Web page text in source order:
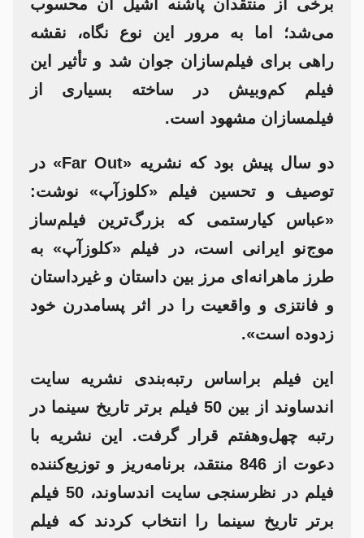
برخی از منتقدان پاشنه آشیل آن محسوب
می‌شد؛ اما به مرور این نوع نگاه، نقشه
راهی برای فیلم‌سازان جوان شد و تأثیر این
فیلم کم‌وبیش در ساخته بسیاری از
فیلمسازان مشهود است.
دو سال پیش بود که نشریه «Far Out» در
توصیف و تحسین فیلم «کلوزآپ» نوشت:
«عباس کیارستمی که بزرگ‌ترین فیلم‌ساز
موج‌نو ایرانی است، در فیلم «کلوزآپ» به
طرز ماهرانه‌ای مرز بین داستان و غیرداستان
و فانتزی و واقعیت را در اثر پسامدرن خود
زدوده است».
این فیلم براساس رتبه‌بندی نشریه سایت
اندساوند از بین 50 فیلم برتر تاریخ سینما در
رتبه چهل‌وهفتم قرار گرفت. این نشریه با
دعوت از 846 منتقد، برنامه‌ریز و توزیع‌کننده
فیلم در نظرسنجی سایت اندساوند، 50 فیلم
برتر تاریخ سینما را انتخاب کردند که فیلم